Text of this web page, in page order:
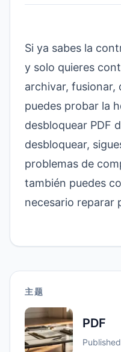
Si ya sabes la
y solo quieres
archivar, fusionar,
puedes probar la
desbloquear PDF
desbloquear,
problemas de
también puedes
necesario reparar
主题
PDF